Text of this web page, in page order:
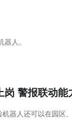
人。
警报联动能
器人还可以在园区